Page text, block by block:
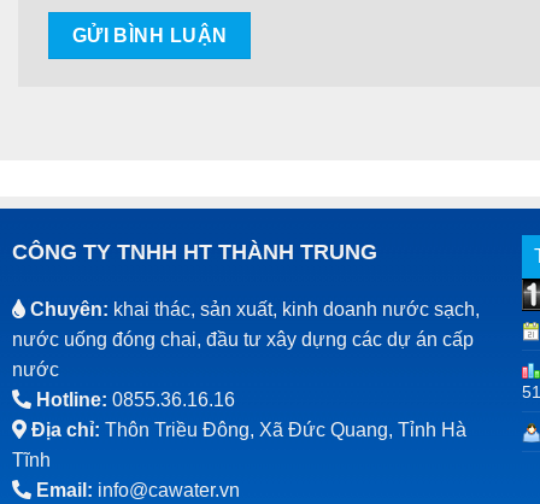
CÔNG TY TNHH HT THÀNH TRUNG
Chuyên: khai thác, sản xuất, kinh doanh nước sạch,
nước uống đóng chai, đầu tư xây dựng các dự án cấp
nước
Hotline: 0855.36.16.16
Địa chỉ: Thôn Triều Đông, Xã Đức Quang, Tỉnh Hà
Tĩnh
Email: info@cawater.vn